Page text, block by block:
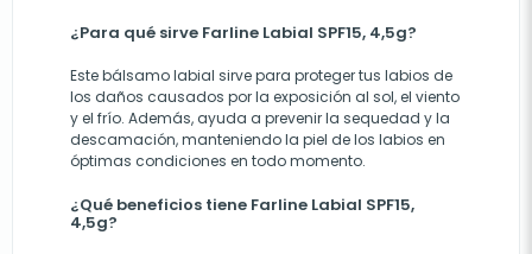
¿Para qué sirve Farline Labial SPF15, 4,5g?
Este bálsamo labial sirve para proteger tus labios de
los daños causados por la exposición al sol, el viento
y el frío. Además, ayuda a prevenir la sequedad y la
descamación, manteniendo la piel de los labios en
óptimas condiciones en todo momento.
¿Qué beneficios tiene Farline Labial SPF15,
4,5g?